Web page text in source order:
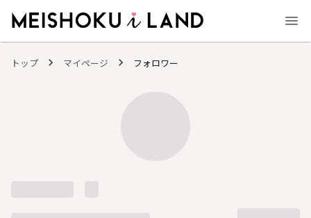
トップ マイページ フォロワー